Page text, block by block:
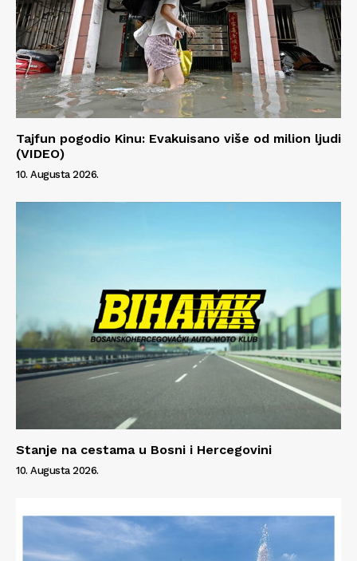
Info
Tajfun pogodio Kinu: Evakuisano više od milion ljudi
(VIDEO)
10. Augusta 2026.
Stanje na cestama u Bosni i Hercegovini
10. Augusta 2026.